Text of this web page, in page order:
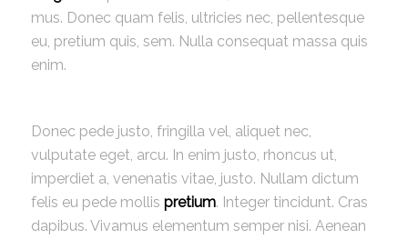
mus. Donec quam felis, ultricies nec, pellentesque
eu, pretium quis, sem. Nulla consequat massa quis
enim.
Donec pede justo, fringilla vel, aliquet nec,
vulputate eget, arcu. In enim justo, rhoncus ut,
imperdiet a, venenatis vitae, justo. Nullam dictum
felis eu pede mollis pretium. Integer tincidunt. Cras
dapibus. Vivamus elementum semper nisi. Aenean